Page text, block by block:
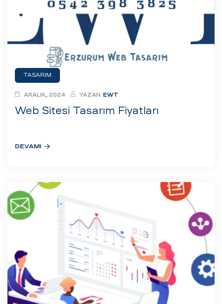
Aday
TASARIM
Web Sitesi Tasarım Fiyatları
ARALIK, 2024 YAZAN EWT
DEVAMI